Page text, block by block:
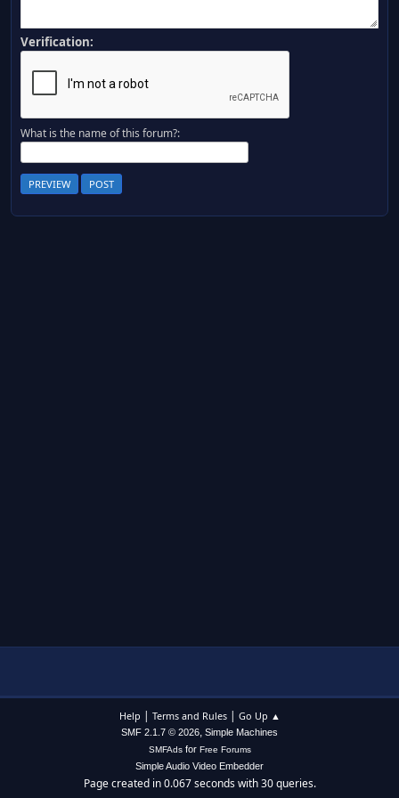
Verification:
What is the name of this forum?:
Help | Terms and Rules| Go Up ▲
SMF 2.1.7 © 2026, Simple Machines
SMFAdsfor Free Forums
Simple Audio Video Embedder
Page created in 0.067 seconds with 30 queries.